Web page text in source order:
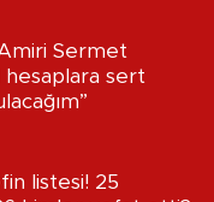
Sermet
hesaplara sert
listesi! 25